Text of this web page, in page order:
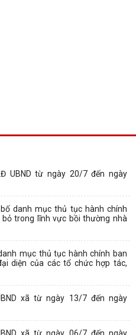
UBND từ ngày 20/7 đến ngày
danh mục thủ tục hành chính
trong lĩnh vực bồi thường nhà
mục thủ tục hành chính ban
diện của các tổ chức hợp tác,
xã từ ngày 13/7 đến ngày
xã từ ngày 06/7 đến ngày